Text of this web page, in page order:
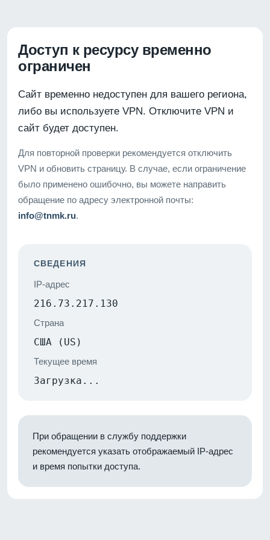
Доступ к ресурсу временно
ограничен
Сайт временно недоступен для вашего региона,
либо вы используете VPN. Отключите VPN и
сайт будет доступен.
Для повторной проверки рекомендуется отключить
VPN и обновить страницу. В случае, если ограничение
было применено ошибочно, вы можете направить
обращение по адресу электронной почты:
info@tnmk.ru.
СВЕДЕНИЯ
IP-адрес
216.73.217.130
Страна
США (US)
Текущее время
Загрузка...
При обращении в службу поддержки
рекомендуется указать отображаемый IP-адрес
и время попытки доступа.